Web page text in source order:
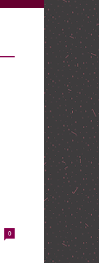
0